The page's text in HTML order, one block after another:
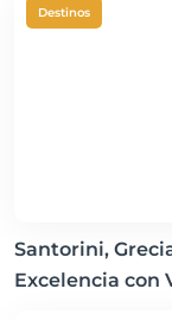
Destinos
Santorini,
Excelencia con